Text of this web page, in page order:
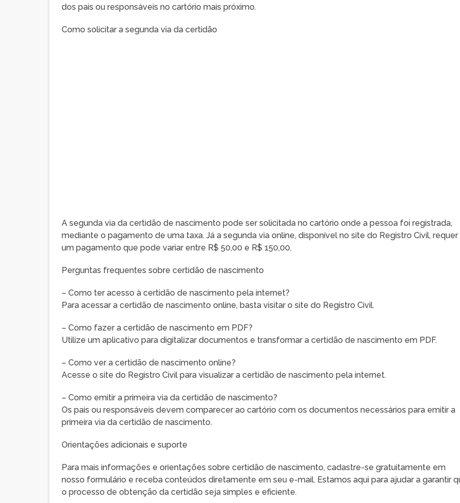
dos pais ou responsáveis no cartório mais próximo.
Como solicitar a segunda via da certidão
A segunda via da certidão de nascimento pode ser solicitada no cartório onde a pessoa foi registrada,
mediante o pagamento de uma taxa. Já a segunda via online, disponível no site do Registro Civil, requer
um pagamento que pode variar entre R$ 50,00 e R$ 150,00.
Perguntas frequentes sobre certidão de nascimento
– Como ter acesso à certidão de nascimento pela internet?
Para acessar a certidão de nascimento online, basta visitar o site do Registro Civil.
– Como fazer a certidão de nascimento em PDF?
Utilize um aplicativo para digitalizar documentos e transformar a certidão de nascimento em PDF.
– Como ver a certidão de nascimento online?
Acesse o site do Registro Civil para visualizar a certidão de nascimento pela internet.
– Como emitir a primeira via da certidão de nascimento?
Os pais ou responsáveis devem comparecer ao cartório com os documentos necessários para emitir a
primeira via da certidão de nascimento.
Orientações adicionais e suporte
Para mais informações e orientações sobre certidão de nascimento, cadastre-se gratuitamente em
nosso formulário e receba conteúdos diretamente em seu e-mail. Estamos aqui para ajudar a garantir
o processo de obtenção da certidão seja simples e eficiente.